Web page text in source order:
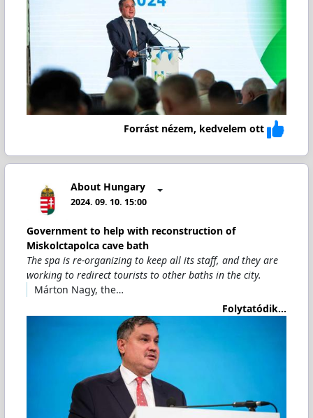
Forrást nézem, kedvelem ott
About Hungary
2024. 09. 10. 15:00
Government to help with reconstruction of
Miskolctapolca cave bath
The spa is re-organizing to keep all its staff, and they are
working to redirect tourists to other baths in the city.
Márton Nagy, the…
Folytatódik...